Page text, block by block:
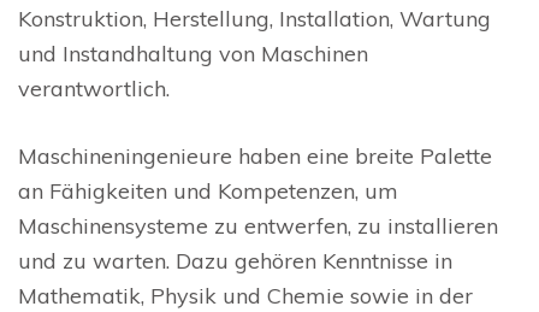
Konstruktion, Herstellung, Installation, Wartung
und Instandhaltung von Maschinen
verantwortlich.
Maschineningenieure haben eine breite Palette
an Fähigkeiten und Kompetenzen, um
Maschinensysteme zu entwerfen, zu installieren
und zu warten. Dazu gehören Kenntnisse in
Mathematik, Physik und Chemie sowie in der